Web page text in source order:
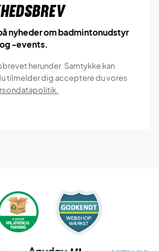
nyheder om badmintonudstyr
og -events.
herunder. Samtykke kan
tilmelder dig acceptere du vores